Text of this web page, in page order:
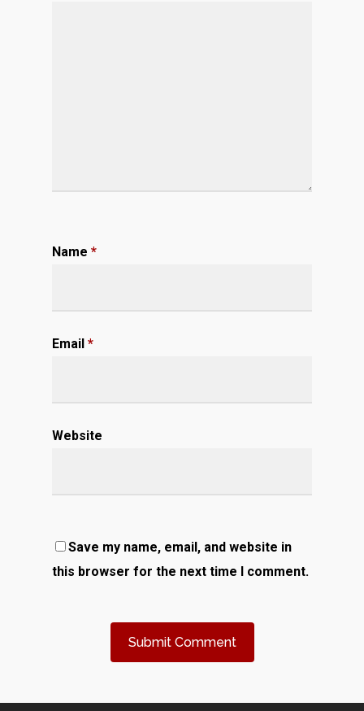
Name *
Email *
Website
Save my name, email, and website in
this browser for the next time I comment.